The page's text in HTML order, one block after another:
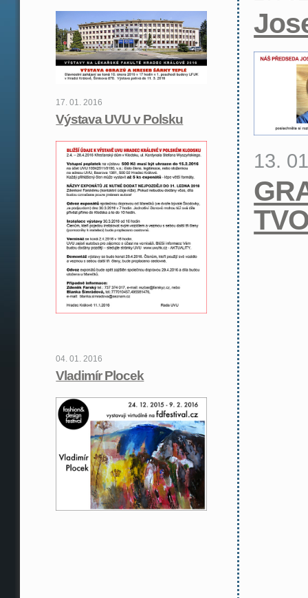
17. 01. 2016
Výstava UVU v Polsku
04. 01. 2016
Vladimír Plocek
13.